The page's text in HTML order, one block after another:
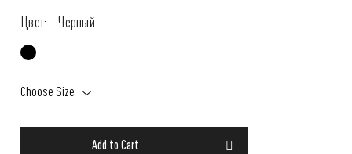
Цвет:
Черный
Choose Size
Add to Cart